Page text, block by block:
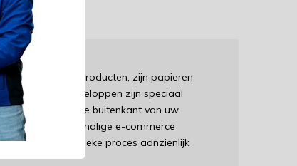
van uw producten, zijn papieren
handige enveloppen zijn speciaal
zichtbaar aan de buitenkant van uw
of een grootschalige e-commerce
kunnen uw logistieke proces aanzienlijk